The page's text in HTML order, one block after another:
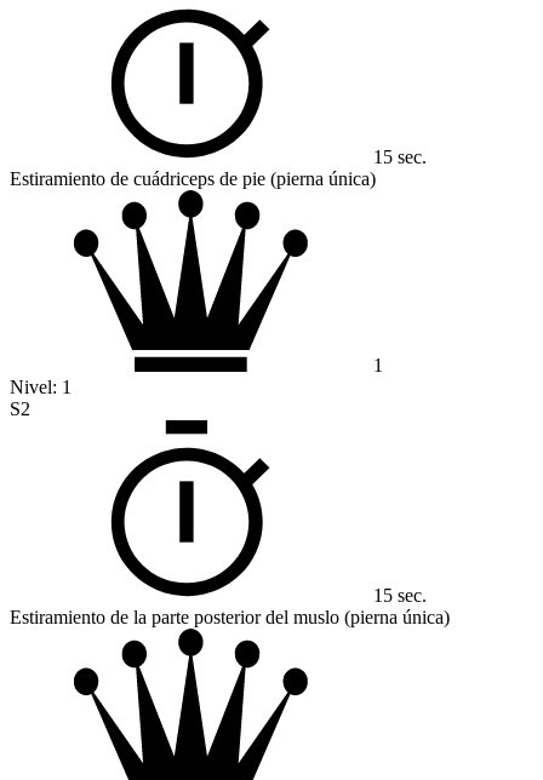
15 sec.
Estiramiento de cuádriceps de pie (pierna única)
1
Nivel: 1
S2
15 sec.
Estiramiento de la parte posterior del muslo (pierna única)